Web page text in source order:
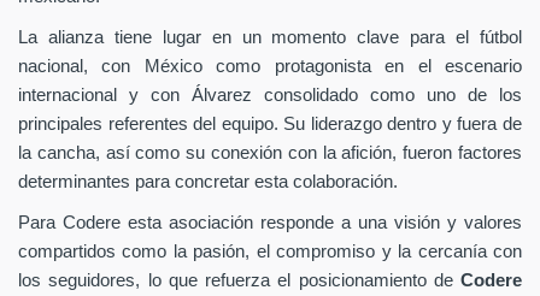
La alianza tiene lugar en un momento clave para el fútbol
nacional, con México como protagonista en el escenario
internacional y con Álvarez consolidado como uno de los
principales referentes del equipo. Su liderazgo dentro y fuera de
la cancha, así como su conexión con la afición, fueron factores
determinantes para concretar esta colaboración.
Para Codere esta asociación responde a una visión y valores
compartidos como la pasión, el compromiso y la cercanía con
los seguidores, lo que refuerza el posicionamiento de Codere